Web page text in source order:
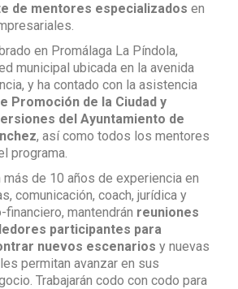
de mentores especializados en
en Promálaga La Píndola,
municipal ubicada en la avenida
y ha contado con la asistencia
Promoción de la Ciudad y
del Ayuntamiento de
, así como todos los mentores
programa.
de 10 años de experiencia en
comunicación, coach, jurídica y
mantendrán reuniones
participantes para
nuevos escenarios y nuevas
permitan avanzar en sus
Trabajarán codo con codo para